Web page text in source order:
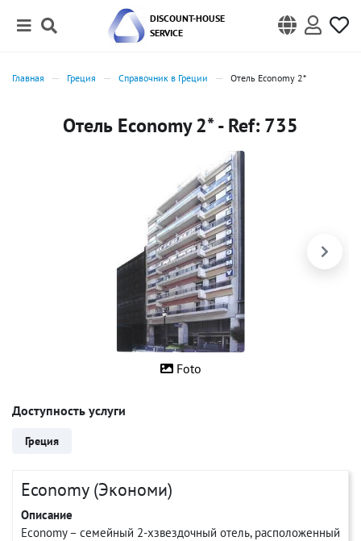
DISCOUNT-HOUSE
SERVICE
Главная Греция Справочник в Греции Отель Economy 2*
Отель Economy 2* - Ref: 735
Foto
Доступность услуги
Греция
Economy (Экономи)
Описание
Economy – семейный 2-хзвездочный отель, расположенный